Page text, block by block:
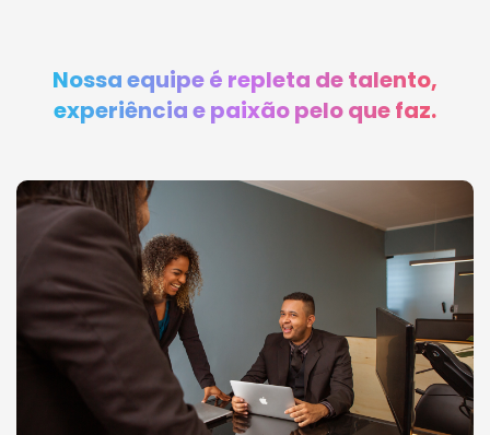
Nossa equipe é repleta de talento,
experiência e paixão pelo que faz.